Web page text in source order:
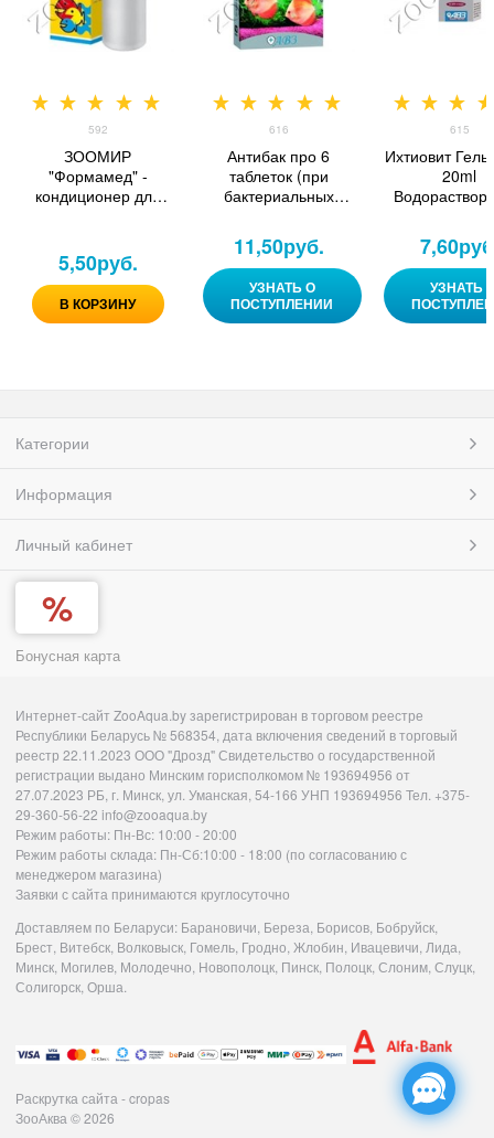
592
ЗООМИР
"Формамед" -
кондиционер для
5,50руб.
В КОРЗИНУ
616
Антибак про 6
таблеток (при
бактериальных
11,50руб.
УЗНАТЬ О
ПОСТУПЛЕНИИ
615
Ихтиовит
20ml
средство
наружной
7,60
УЗНАТЬ
Категории
Информация
Личный кабинет
Бонусная карта
Интернет-сайт ZooAqua.by зарегистрирован в торговом реестре
Республики Беларусь № 568354, дата включения сведений в торговый
реестр 22.11.2023 ООО "Дрозд" Свидетельство о государственной
регистрации выдано Минским горисполкомом № 193694956 от
27.07.2023 РБ, г. Минск, ул. Уманская, 54-166 УНП 193694956 Тел. +375-
29-360-56-22 info@zooaqua.by
Режим работы: Пн-Вс: 10:00 - 20:00
Режим работы склада: Пн-Сб:10:00 - 18:00 (по согласованию с
менеджером магазина)
Заявки с сайта принимаются круглосуточно
Доставляем по Беларуси: Барановичи, Береза, Борисов, Бобруйск,
Брест, Витебск, Волковыск, Гомель, Гродно, Жлобин, Ивацевичи, Лида,
Минск, Могилев, Молодечно, Новополоцк, Пинск, Полоцк, Слоним, Слуцк,
Солигорск, Орша.
Раскрутка сайта - cropas
ЗооАква © 2026